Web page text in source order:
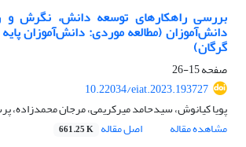
بررسی راهکارهای توسعه دانش، نگرش و
دانش‌‌آموزان (مطالعه موردی: دانش‌‌آموزان
گرگان)
صفحه15-26
10.22034/eiat.2023.193727
پویا کیانوش، سیدحامد میرکریمی، مرجان محمدزاده،
مشاهده مقاله
اصل مقاله 661.25 K